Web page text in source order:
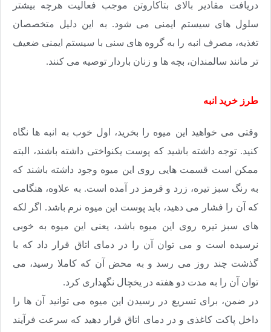
دریافت مقادیر بالای بتاکاروتن موجب فعالیت هرچه بیشتر
سلول های سیستم ایمنی می شود. به این دلیل متخصصان
تغذیه، مصرف انبه را به گروه های سنی با سیستم ایمنی ضعیف
تر مانند سالمندان، بچه ها و زنان باردار توصیه می کنند.
طرز خرید انبه
وقتی می خواهید این میوه را بخرید، اول خوب به انبه ها نگاه
کنید. توجه داشته باشید که پوست یکنواختی داشته باشند، البته
ممکن است قسمت هایی روی این میوه وجود داشته باشند که
به رنگ سبز تیره، زرد و قرمز در آمده است. به علاوه، هنگامی
که آن را فشار می دهید، باید پوست این میوه نرم باشد. اگر لکه
های سبز تیره روی این میوه باشد، یعنی این میوه به خوبی
نرسیده است و می توان آن را در دمای اتاق قرار داد که با
گذشت چند روز می رسد و به محض آن که کاملا رسید، می
توان آن را به مدت دو هفته در یخچال نگهداری کرد.
در ضمن، برای تسریع در رسیدن این میوه می توانید آن ها را
داخل پاکت کاغذی و در دمای اتاق قرار دهید که سرعت فرآیند